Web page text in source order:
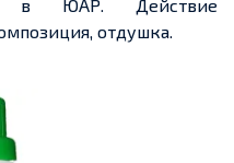
в ЮАР. Действие
отдушка.